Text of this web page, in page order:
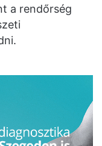
a rendőrség